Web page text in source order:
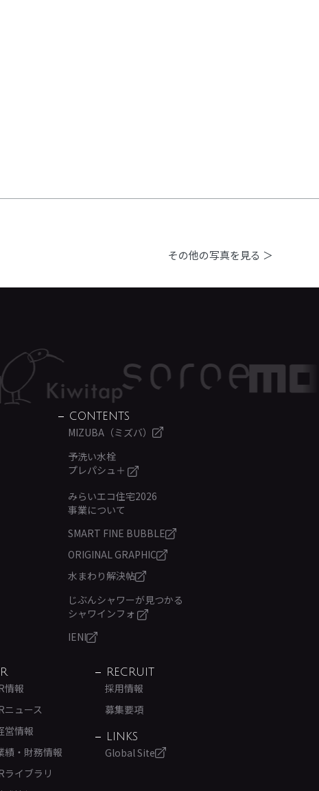
その他の写真を見る ＞
CONTENTS
MIZUBA（ミズバ）
予洗い水栓
プレパシュ＋
みらいエコ住宅2026
事業について
SMART FINE BUBBLE
ORIGINAL GRAPHIC
水まわり解決帖
じぶんシャワーが見つかる
シャワインフォ
IENI
IR
情報
ニュース
営情報
績・財務情報
ライブラリ
RECRUIT
採用情報
募集要項
LINKS
Global Site